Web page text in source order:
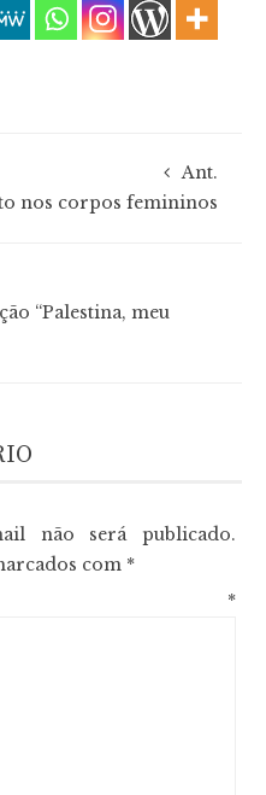
Ant.
nos corpos femininos
“Palestina, meu
não será publicado.
com *
*